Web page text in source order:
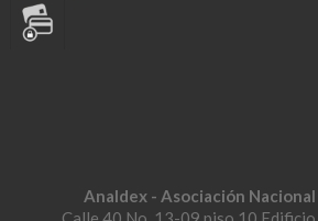
Analdex - Asociación